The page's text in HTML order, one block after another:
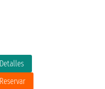
Detalles
Reservar